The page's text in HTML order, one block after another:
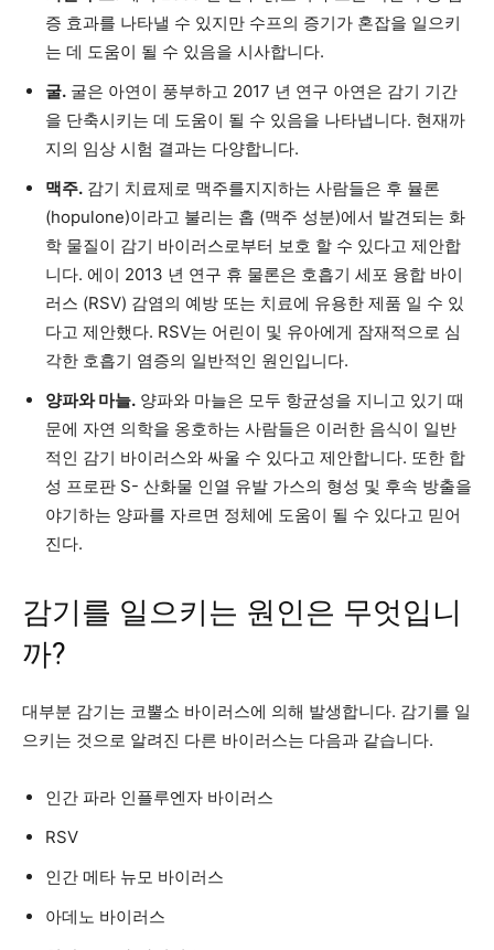
증 효과를 나타낼 수 있지만 수프의 증기가 혼잡을 일으키
는 데 도움이 될 수 있음을 시사합니다.
굴. 굴은 아연이 풍부하고 2017 년 연구 아연은 감기 기간
을 단축시키는 데 도움이 될 수 있음을 나타냅니다. 현재까
지의 임상 시험 결과는 다양합니다.
맥주. 감기 치료제로 맥주를지지하는 사람들은 후 뮬론
(hopulone)이라고 불리는 홉 (맥주 성분)에서 발견되는 화
학 물질이 감기 바이러스로부터 보호 할 수 있다고 제안합
니다. 에이 2013 년 연구 휴 물론은 호흡기 세포 융합 바이
러스 (RSV) 감염의 예방 또는 치료에 유용한 제품 일 수 있
다고 제안했다. RSV는 어린이 및 유아에게 잠재적으로 심
각한 호흡기 염증의 일반적인 원인입니다.
양파와 마늘. 양파와 마늘은 모두 항균성을 지니고 있기 때
문에 자연 의학을 옹호하는 사람들은 이러한 음식이 일반
적인 감기 바이러스와 싸울 수 있다고 제안합니다. 또한 합
성 프로판 S- 산화물 인열 유발 가스의 형성 및 후속 방출을
야기하는 양파를 자르면 정체에 도움이 될 수 있다고 믿어
진다.
감기를 일으키는 원인은 무엇입니
까?
대부분 감기는 코뿔소 바이러스에 의해 발생합니다. 감기를 일
으키는 것으로 알려진 다른 바이러스는 다음과 같습니다.
인간 파라 인플루엔자 바이러스
RSV
인간 메타 뉴모 바이러스
아데노 바이러스